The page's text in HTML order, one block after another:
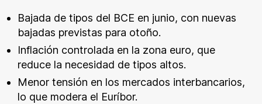
Bajada de tipos del BCE en junio, con nuevas
bajadas previstas para otoño.
Inflación controlada en la zona euro, que
reduce la necesidad de tipos altos.
Menor tensión en los mercados interbancarios,
lo que modera el Euríbor.